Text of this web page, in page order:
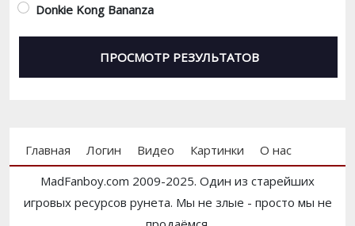
Donkie Kong Bananza
Footer menu
Главная Логин Видео Картинки
О нас
MadFanboy.com 2009-2025. Один из старейших
игровых ресурсов рунета. Мы не злые - просто мы не